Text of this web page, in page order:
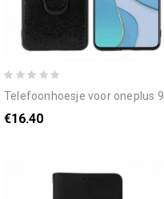
telefoonhoesje voor oneplus 9 pro zwarte pailletten ring-ondersteuning
€16.40